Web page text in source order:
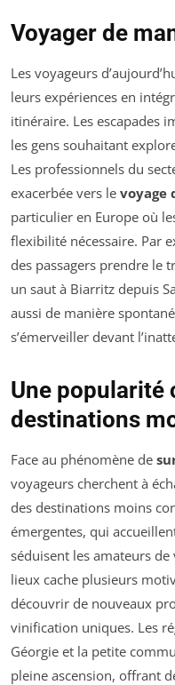
Voyager de
Les voyageurs
leurs expériences en
itinéraire. Les escapades
les gens souhaitant
Les professionnels du
exacerbée vers le voyage
particulier en Europe où
flexibilité nécessaire. Par
des passagers prendre le
un saut à Biarritz depuis
aussi de manière
s’émerveiller devant
Une popularité
destinations
Face au phénomène de
voyageurs cherchent à
des destinations moins
émergentes, qui
séduisent les amateurs
lieux cache plusieurs
découvrir de nouveaux
vinification uniques. Les
Géorgie et la petite
pleine ascension, offrant